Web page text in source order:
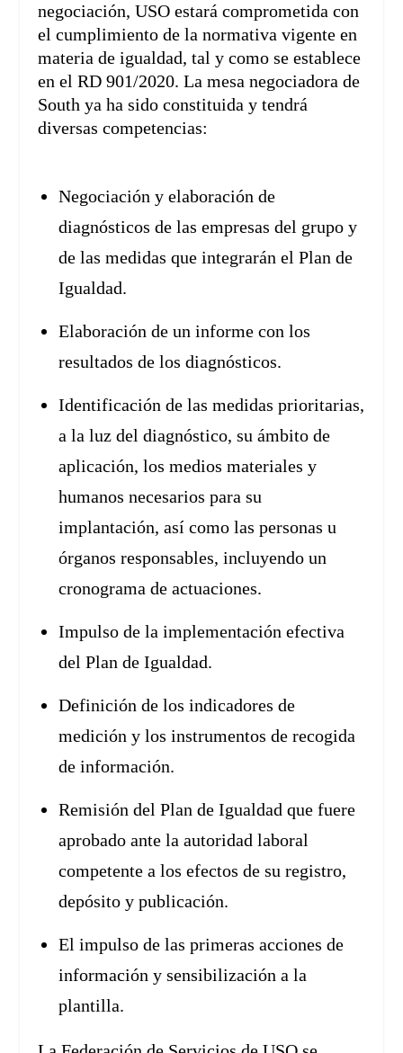
negociación, USO estará comprometida con
el cumplimiento de la normativa vigente en
materia de igualdad, tal y como se establece
en el RD 901/2020. La mesa negociadora de
South ya ha sido constituida y tendrá
diversas competencias:
Negociación y elaboración de
diagnósticos de las empresas del grupo y
de las medidas que integrarán el Plan de
Igualdad.
Elaboración de un informe con los
resultados de los diagnósticos.
Identificación de las medidas prioritarias,
a la luz del diagnóstico, su ámbito de
aplicación, los medios materiales y
humanos necesarios para su
implantación, así como las personas u
órganos responsables, incluyendo un
cronograma de actuaciones.
Impulso de la implementación efectiva
del Plan de Igualdad.
Definición de los indicadores de
medición y los instrumentos de recogida
de información.
Remisión del Plan de Igualdad que fuere
aprobado ante la autoridad laboral
competente a los efectos de su registro,
depósito y publicación.
El impulso de las primeras acciones de
información y sensibilización a la
plantilla.